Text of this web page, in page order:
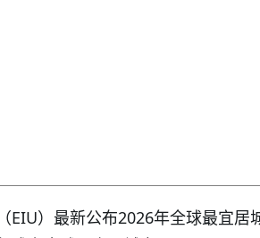
EIU）最新公布2026年全球最宜